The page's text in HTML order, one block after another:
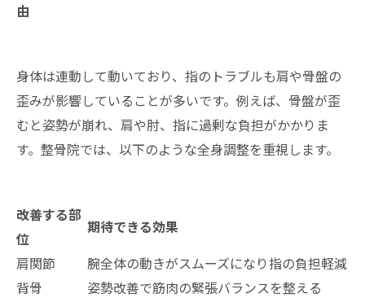
由
身体は連動して動いており、指のトラブルも肩や骨盤の
歪みが影響していることが多いです。例えば、骨盤が歪
むと姿勢が崩れ、肩や肘、指に過剰な負担がかかりま
す。整骨院では、以下のような全身調整を重視します。
改善する部
位
期待できる効果
肩関節
腕全体の動きがスムーズになり指の負担軽減
背骨
姿勢改善で筋肉の緊張バランスを整える